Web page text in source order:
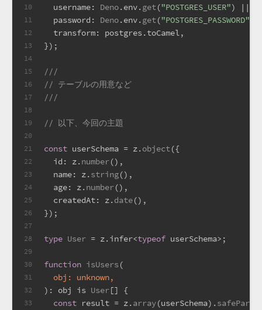
10
11
12
13
14
15
16
17
18
19
20
21
22
23
24
25
26
27
28
29
30
31
32
33
username: Deno.env.get("POSTGRES_USER") ||
password : Deno.env.get("POSTGRES_PASSWORD"
transform: postgres.toCamel,
});
///
// テーブルの用意など
///
// 以下、今回の主題
const userSchema = z.object({
id : z.number(),
name: z.string(),
age: z.number(),
createdAt: z.date(),
});
type User = z.infer<typeof userSchema>;
function isUsers (
  obj:
unknown,
): obj is User[] {
const result = z.array(userSchema).safeParse